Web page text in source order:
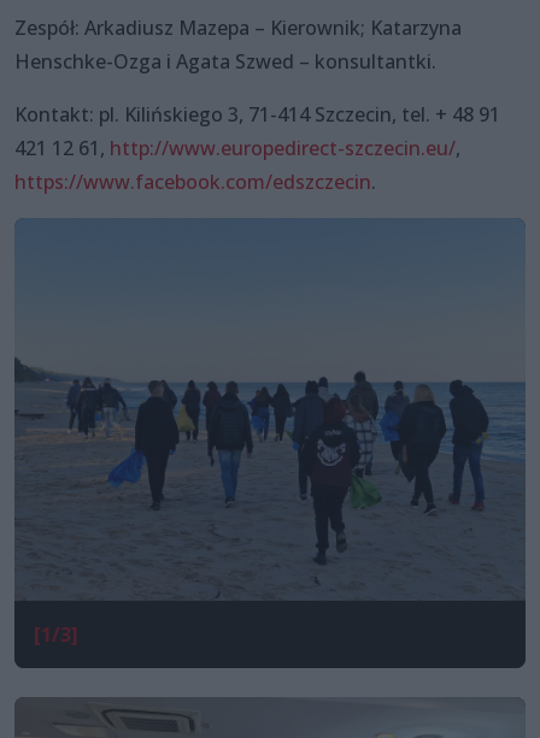
Zespół: Arkadiusz Mazepa – Kierownik; Katarzyna
Henschke-Ozga i Agata Szwed – konsultantki.
Kontakt: pl. Kilińskiego 3, 71-414 Szczecin, tel. + 48 91
421 12 61, http://www.europedirect-szczecin.eu/,
https://www.facebook.com/edszczecin.
[1/3]